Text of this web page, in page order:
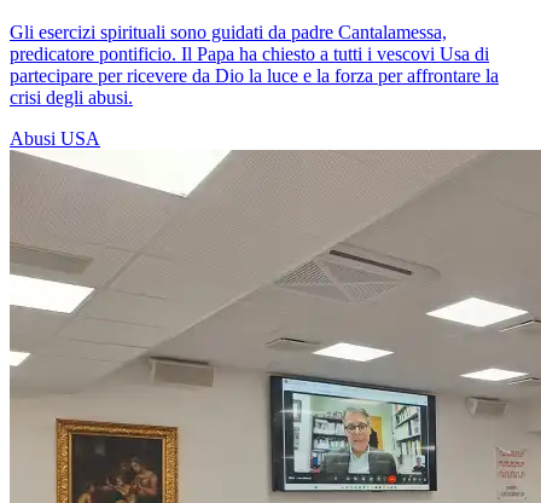
Gli esercizi spirituali sono guidati da padre Cantalamessa,
predicatore pontificio. Il Papa ha chiesto a tutti i vescovi Usa di
partecipare per ricevere da Dio la luce e la forza per affrontare la
crisi degli abusi.
Abusi USA